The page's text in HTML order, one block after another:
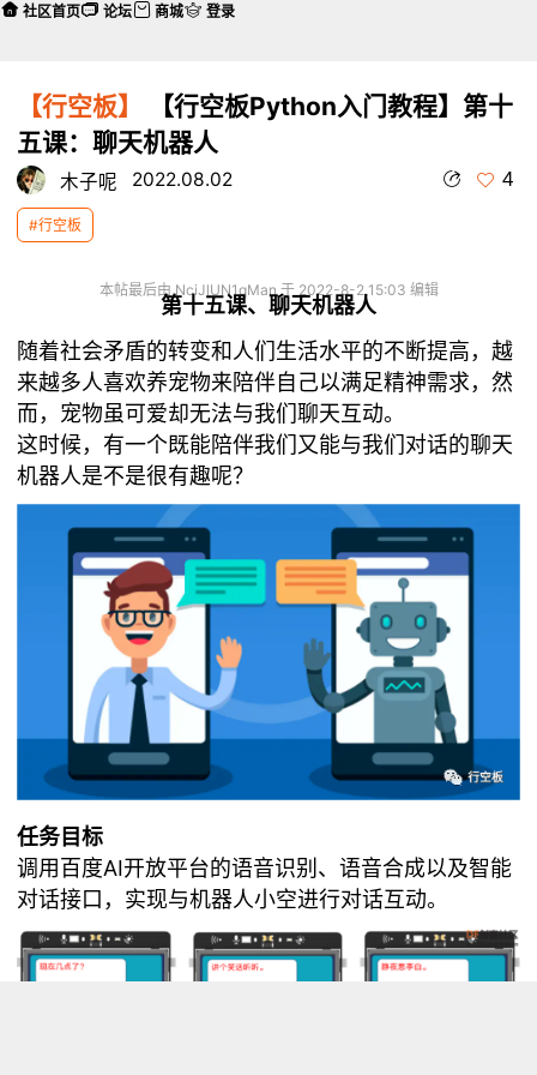
【行空板】
【行空板Python入门教程】第十
五课：聊天机器人
木子呢 2022.08.02 4
#行空板
本帖最后由 NciJlUN1qMan 于 2022-8-2 15:03 编辑
第十五课、聊天机器人
随着社会矛盾的转变和人们生活水平的不断提高，越
来越多人喜欢养宠物来陪伴自己以满足精神需求，然
而，宠物虽可爱却无法与我们聊天互动。
这时候，有一个既能陪伴我们又能与我们对话的聊天
机器人是不是很有趣呢？
任务目标
调用百度AI开放平台的语音识别、语音合成以及智能
对话接口，实现与机器人小空进行对话互动。
社区首页 论坛 商城 登录